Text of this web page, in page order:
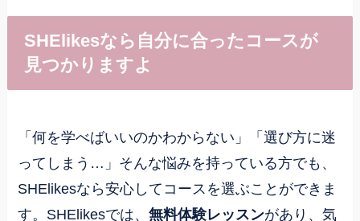
SHElikesなら自分に合ったコースが
見つかりますよ
「何を学べばいいのかわからない」「選び方に迷
ってしまう…」そんな悩みを持っている方でも、
SHElikesなら安心してコースを選ぶことができま
す。SHElikesでは、無料体験レッスンがあり、気